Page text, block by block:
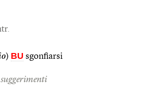
) BU sgonfiarsi